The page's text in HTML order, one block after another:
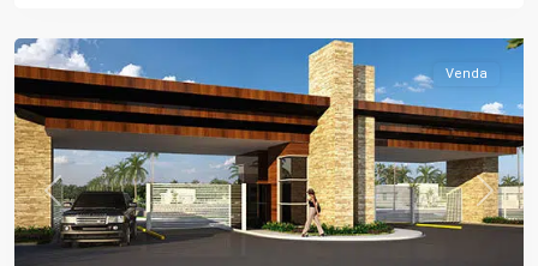
Previous Next
Venda